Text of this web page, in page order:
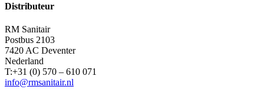
Distributeur
RM Sanitair
Postbus 2103
7420 AC Deventer
Nederland
T:+31 (0) 570 – 610 071
info@rmsanitair.nl